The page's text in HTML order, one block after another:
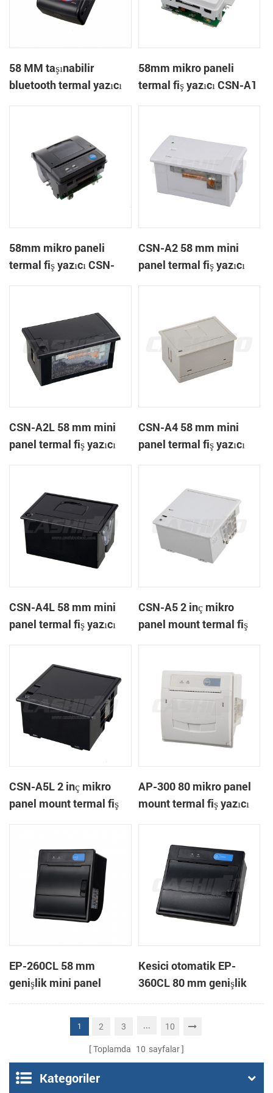
58 MM taşınabilir
bluetooth termal yazıcı
58mm mikro paneli
termal fiş yazıcı CSN-A1
58mm mikro paneli
termal fiş yazıcı CSN-
CSN-A2 58 mm mini
panel termal fiş yazıcı
CSN-A2L 58 mm mini
panel termal fiş yazıcı
CSN-A4 58 mm mini
panel termal fiş yazıcı
CSN-A4L 58 mm mini
panel termal fiş yazıcı
CSN-A5 2 inç mikro
panel mount termal fiş
CSN-A5L 2 inç mikro
panel mount termal fiş
AP-300 80 mikro panel
mount termal fiş yazıcı
EP-260CL 58 mm
genişlik mini panel
otomatik kesici termal
yazıcı bağlama
Kesici otomatik EP-
360CL 80 mm genişlik
mini paneli termal yazıcı
1 2 3 ... 10
Toplamda 10 sayfalar
Kategoriler